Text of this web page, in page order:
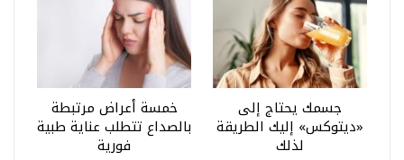
جسمك يحتاج إلى
«ديتوكس» إليك الطريقة
لذلك
خمسة أعراض مرتبطة
بالصداع تتطلب عناية طبية
فورية